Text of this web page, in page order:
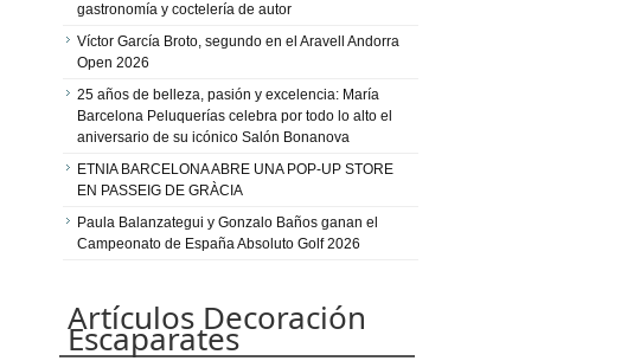
gastronomía y coctelería de autor
Víctor García Broto, segundo en el Aravell Andorra
Open 2026
25 años de belleza, pasión y excelencia: María
Barcelona Peluquerías celebra por todo lo alto el
aniversario de su icónico Salón Bonanova
ETNIA BARCELONA ABRE UNA POP-UP STORE
EN PASSEIG DE GRÀCIA
Paula Balanzategui y Gonzalo Baños ganan el
Campeonato de España Absoluto Golf 2026
Artículos Decoración
Escaparates